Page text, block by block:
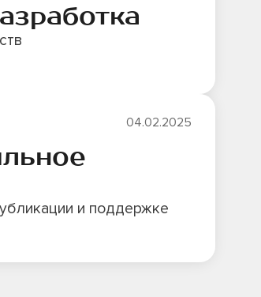
04.02.2025
и поддержке